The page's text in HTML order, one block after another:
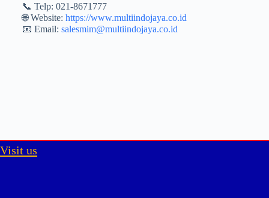
📞 Telp: 021-8671777
🌐 Website: https://www.multiindojaya.co.id
📧 Email: salesmim@multiindojaya.co.id
Visit us